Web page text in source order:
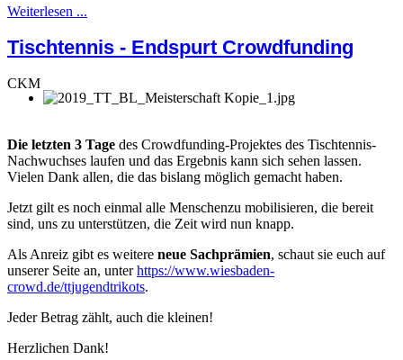
Weiterlesen ...
Tischtennis - Endspurt Crowdfunding
CKM
Die letzten 3 Tage des Crowdfunding-Projektes des Tischtennis-
Nachwuchses laufen und das Ergebnis kann sich sehen lassen.
Vielen Dank allen, die das bislang möglich gemacht haben.
Jetzt gilt es noch einmal alle Menschenzu mobilisieren, die bereit
sind, uns zu unterstützen, die Zeit wird nun knapp.
Als Anreiz gibt es weitere neue Sachprämien, schaut sie euch auf
unserer Seite an, unterhttps://www.wiesbaden-
crowd.de/ttjugendtrikots.
Jeder Betrag zählt, auch die kleinen!
Herzlichen Dank!